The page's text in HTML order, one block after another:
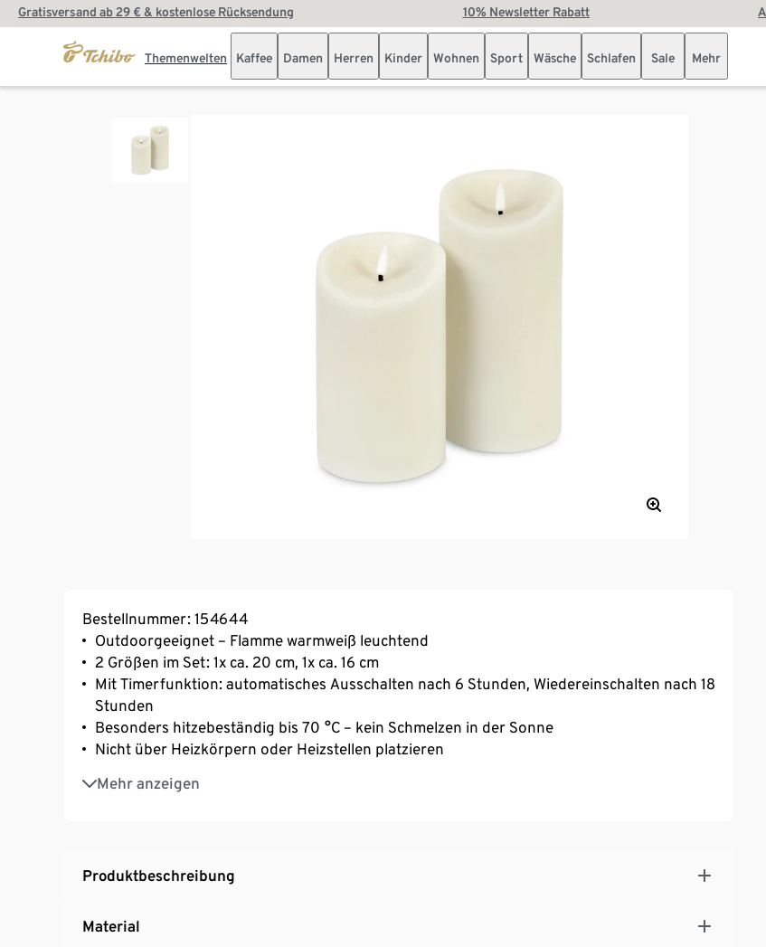
Gratisversand ab 29 € & kostenlose Rücksendung 10% Newsletter Rabatt
Themenwelten Kaffee Damen Herren Kinder Wohnen Sport Wäsche Schlafen Sale Mehr
Bestellnummer: 154644
Outdoorgeeignet – Flamme warmweiß leuchtend
2 Größen im Set: 1x ca. 20 cm, 1x ca. 16 cm
Mit Timerfunktion: automatisches Ausschalten nach 6 Stunden, Wiedereinschalten nach 18
Stunden
Besonders hitzebeständig bis 70 °C – kein Schmelzen in der Sonne
Nicht über Heizkörpern oder Heizstellen platzieren
Mehr anzeigen
Ideal für jede Weihnachtsdekoration
Produktbeschreibung
Material